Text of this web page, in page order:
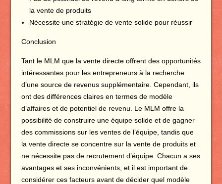
la vente de produits
Nécessite une stratégie de vente solide pour réussir
Conclusion
Tant le MLM que la vente directe offrent des opportunités
intéressantes pour les entrepreneurs à la recherche
d’une source de revenus supplémentaire. Cependant, ils
ont des différences claires en termes de modèle
d’affaires et de potentiel de revenu. Le MLM offre la
possibilité de construire une équipe solide et de gagner
des commissions sur les ventes de l’équipe, tandis que
la vente directe se concentre sur la vente de produits et
ne nécessite pas de recrutement d’équipe. Chacun a ses
avantages et ses inconvénients, et il est important de
considérer ces facteurs avant de décider quel modèle